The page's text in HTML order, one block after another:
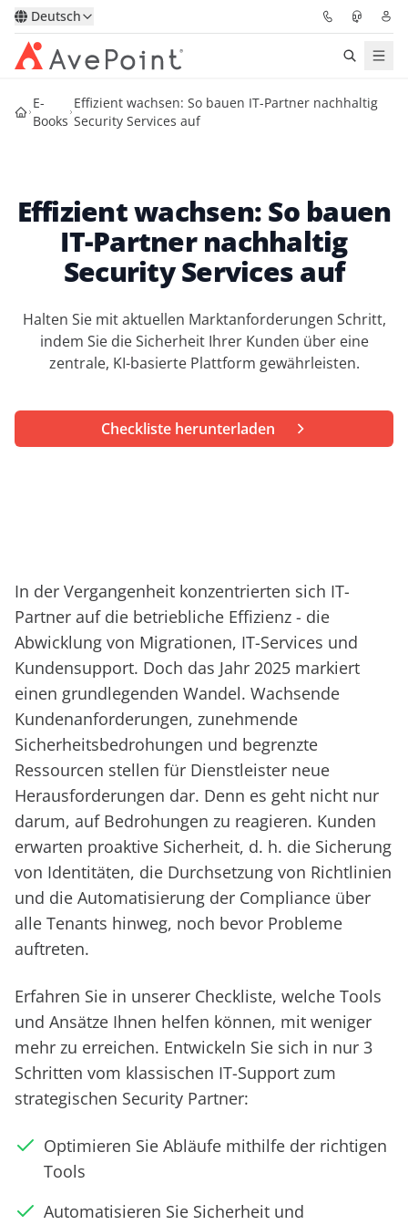
Deutsch
Lösungen
Pricing
Für Partner
Über AvePoint
anfordern
E-
Books
Effizient wachsen: So bauen IT-Partner nachhaltig
Security Services auf
Effizient wachsen: So bauen
IT-Partner nachhaltig
Security Services auf
Halten Sie mit aktuellen Marktanforderungen Schritt,
indem Sie die Sicherheit Ihrer Kunden über eine
zentrale, KI-basierte Plattform gewährleisten.
Checkliste herunterladen
In der Vergangenheit konzentrierten sich IT-
Partner auf die betriebliche Effizienz - die
Abwicklung von Migrationen, IT-Services und
Kundensupport. Doch das Jahr 2025 markiert
einen grundlegenden Wandel. Wachsende
Kundenanforderungen, zunehmende
Sicherheitsbedrohungen und begrenzte
Ressourcen stellen für Dienstleister neue
Herausforderungen dar. Denn es geht nicht nur
darum, auf Bedrohungen zu reagieren. Kunden
erwarten proaktive Sicherheit, d. h. die Sicherung
von Identitäten, die Durchsetzung von Richtlinien
und die Automatisierung der Compliance über
alle Tenants hinweg, noch bevor Probleme
auftreten.
Erfahren Sie in unserer Checkliste, welche Tools
und Ansätze Ihnen helfen können, mit weniger
mehr zu erreichen. Entwickeln Sie sich in nur 3
Schritten vom klassischen IT-Support zum
strategischen Security Partner:
Optimieren Sie Abläufe mithilfe der richtigen
Tools
Automatisieren Sie Sicherheit und